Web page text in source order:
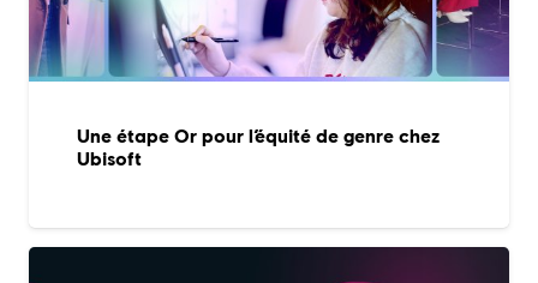
Une étape Or pour l’équité de genre chez
Ubisoft